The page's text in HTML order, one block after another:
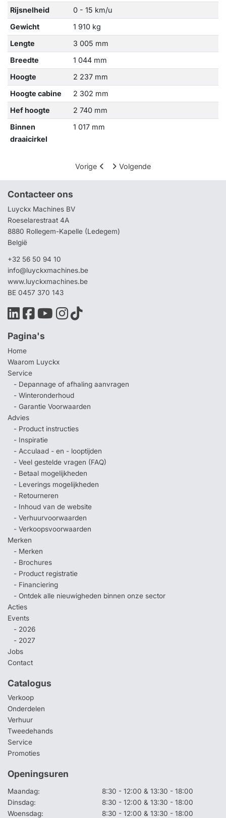
Rijsnelheid
0 - 15 km/u
Gewicht
1 910 kg
Lengte
3 005 mm
Breedte
1 044 mm
Hoogte
2 237 mm
Hoogte cabine
2 302 mm
Hef hoogte
2 740 mm
Binnen
draaicirkel
1 017 mm
Vorige Volgende
Contacteer ons
Luyckx Machines BV
Roeselarestraat 4A
8880 Rollegem-Kapelle (Ledegem)
België
+32 56 50 94 10
info@luyckxmachines.be
www.luyckxmachines.be
BE 0457 370 143
Pagina's
Home
Waarom Luyckx
Service
- Depannage of afhaling aanvragen
- Winteronderhoud
- Garantie Voorwaarden
Advies
- Product instructies
- Inspiratie
- Acculaad - en - looptijden
- Veel gestelde vragen (FAQ)
- Betaal mogelijkheden
- Leverings mogelijkheden
- Retourneren
- Inhoud van de website
- Verhuurvoorwaarden
- Verkoopsvoorwaarden
Merken
- Merken
- Brochures
- Product registratie
- Financiering
- Ontdek alle nieuwigheden binnen onze sector
Acties
Events
- 2026
- 2027
Jobs
Contact
Catalogus
Verkoop
Onderdelen
Verhuur
Tweedehands
Service
Promoties
Openingsuren
Maandag:
8:30 - 12:00 & 13:30 - 18:00
Dinsdag:
8:30 - 12:00 & 13:30 - 18:00
Woensdag:
8:30 - 12:00 & 13:30 - 18:00